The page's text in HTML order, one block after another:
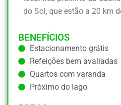
do Sol, que estão a 20 km
BENEFÍCIOS
Estacionamento grátis
Refeições bem avaliadas
Quartos com varanda
Próximo do lago